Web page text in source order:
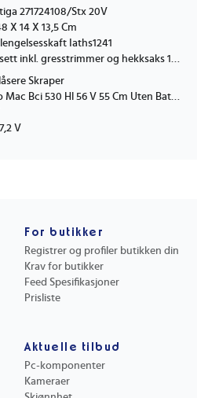
271724108/Stx 20V
X 14 X 13,5 Cm
Iaths1241
Ryobi RY18LT18HTA 120 Hagesett inkl. gresstrimmer og hekksaks 18V 2.0 Ah
Skraper
Hekkeklipper Teleskopisk Oleo Mac Bci 530 Hl 56 V 55 Cm Uten Batteri Og Lader Solo
V
For butikker
Registrer og profiler butikken din
Krav for butikker
Feed Spesifikasjoner
Prisliste
Aktuelle tilbud
Pc-komponenter
Kameraer